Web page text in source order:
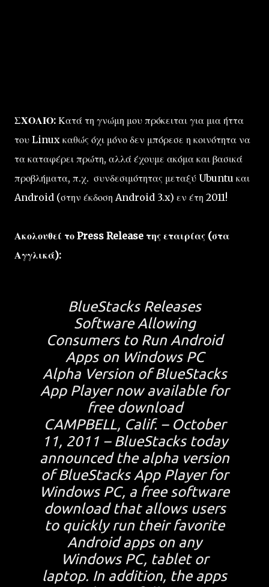
ΣΧΟΛΙΟ: Κατά τη γνώμη μου πρόκειται για μια ήττα
του Linux καθώς όχι μόνο δεν μπόρεσε η κοινότητα να
τα καταφέρει πρώτη, αλλά έχουμε ακόμα και βασικά
προβλήματα, π.χ. συνδεσιμότητας μεταξύ Ubuntu και
Android (στην έκδοση Android 3.x) εν έτη 2011!
Ακολουθεί το Press Release της εταιρίας (στα
Αγγλικά):
BlueStacks Releases
Software Allowing
Consumers to Run Android
Apps on Windows PC
Alpha Version of BlueStacks
App Player now available for
free download
CAMPBELL, Calif. – October
11, 2011 – BlueStacks today
announced the alpha version
of BlueStacks App Player for
Windows PC, a free software
download that allows users
to quickly run their favorite
Android apps on any
Windows PC, tablet or
laptop. In addition, the apps